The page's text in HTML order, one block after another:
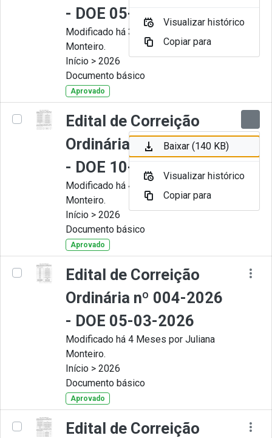
- DOE 05-05-2026
Modificado há 3 Meses por Juliana
Monteiro.
Início > 2026
Documento básico
Aprovado
Edital de Correição
Ordinária nº 005-2026
- DOE 10-04-2026
Modificado há 4 Meses por Juliana
Monteiro.
Início > 2026
Documento básico
Aprovado
Edital de Correição
Ordinária nº 004-2026
- DOE 05-03-2026
Modificado há 4 Meses por Juliana
Monteiro.
Início > 2026
Documento básico
Aprovado
Edital de Correição
Visualizar histórico
Copiar para
Baixar (140 KB)
Visualizar histórico
Copiar para